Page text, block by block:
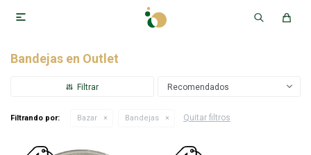

Bandejas en Outlet
Recomendados
Filtrando por: Bazar Bandejas Quitar filtros